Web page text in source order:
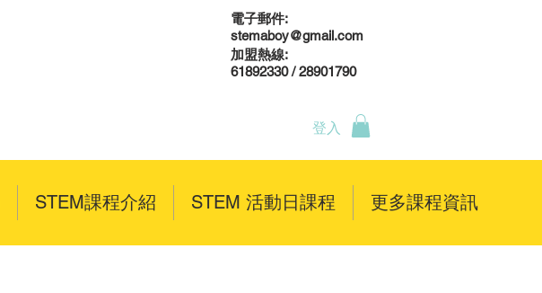
電子郵件:
stemaboy@gmail.com
加盟熱線:
61892330 / 28901790
登入
STEM課程介紹 STEM 活動日課程 更多課程資訊